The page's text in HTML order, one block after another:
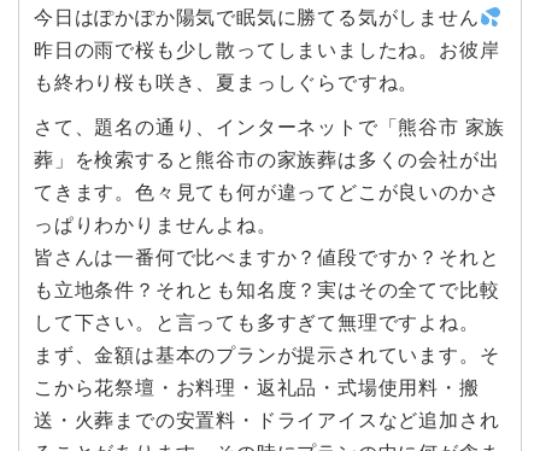
今日はぽかぽか陽気で眠気に勝てる気がしません
昨日の雨で桜も少し散ってしまいましたね。お彼岸
も終わり桜も咲き、夏まっしぐらですね。
さて、題名の通り、インターネットで「熊谷市 家族
葬」を検索すると熊谷市の家族葬は多くの会社が出
てきます。色々見ても何が違ってどこが良いのかさ
っぱりわかりませんよね。
皆さんは一番何で比べますか？値段ですか？それと
も立地条件？それとも知名度？実はその全てで比較
して下さい。と言っても多すぎて無理ですよね。
まず、金額は基本のプランが提示されています。そ
こから花祭壇・お料理・返礼品・式場使用料・搬
送・火葬までの安置料・ドライアイスなど追加され